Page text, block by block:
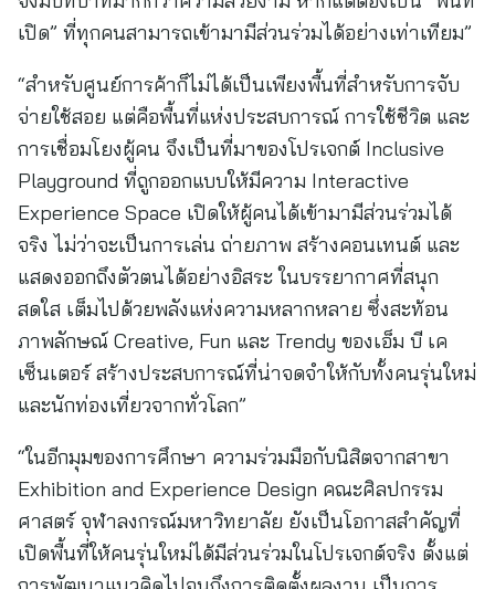
เปิด” ที่ทุกคนสามารถเข้ามามีส่วนร่วมได้อย่างเท่าเทียม”
“สำหรับศูนย์การค้าก็ไม่ได้เป็นเพียงพื้นที่สำหรับการจับ
จ่ายใช้สอย แต่คือพื้นที่แห่งประสบการณ์ การใช้ชีวิต และ
การเชื่อมโยงผู้คน จึงเป็นที่มาของโปรเจกต์ Inclusive
Playground ที่ถูกออกแบบให้มีความ Interactive
Experience Space เปิดให้ผู้คนได้เข้ามามีส่วนร่วมได้
จริง ไม่ว่าจะเป็นการเล่น ถ่ายภาพ สร้างคอนเทนต์ และ
แสดงออกถึงตัวตนได้อย่างอิสระ ในบรรยากาศที่สนุก
สดใส เต็มไปด้วยพลังแห่งความหลากหลาย ซึ่งสะท้อน
ภาพลักษณ์ Creative, Fun และ Trendy ของเอ็ม บี เค
เซ็นเตอร์ สร้างประสบการณ์ที่น่าจดจำให้กับทั้งคนรุ่นใหม่
และนักท่องเที่ยวจากทั่วโลก”
“ในอีกมุมของการศึกษา ความร่วมมือกับนิสิตจากสาขา
Exhibition and Experience Design คณะศิลปกรรม
ศาสตร์ จุฬาลงกรณ์มหาวิทยาลัย ยังเป็นโอกาสสำคัญที่
เปิดพื้นที่ให้คนรุ่นใหม่ได้มีส่วนร่วมในโปรเจกต์จริง ตั้งแต่